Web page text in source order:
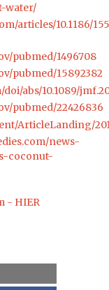
water/
articles/10.1186/
pubmed/1496708
pubmed/15892382
abs/10.1089/
pubmed/22426836
ArticleLanding/
news-
coconut-
- HIER